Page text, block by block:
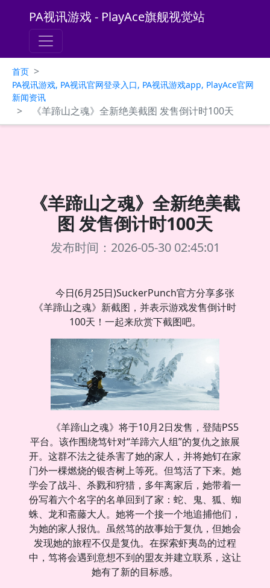
PA视讯游戏 - PlayAce旗舰视觉站
首页 >
PA视讯游戏, PA视讯官网登录入口, PA视讯游戏app, PlayAce官网
新闻资讯
> 《羊蹄山之魂》全新绝美截图 发售倒计时100天
《羊蹄山之魂》全新绝美截
图 发售倒计时100天
发布时间：2026-05-30 02:45:01
今日(6月25日)SuckerPunch官方分享多张
《羊蹄山之魂》新截图，并表示游戏发售倒计时
100天！一起来欣赏下截图吧。
《羊蹄山之魂》将于10月2日发售，登陆PS5
平台。该作围绕笃针对“羊蹄六人组”的复仇之旅展
开。这群不法之徒杀害了她的家人，并将她钉在家
门外一棵燃烧的银杏树上等死。但笃活了下来。她
学会了战斗、杀戮和狩猎，多年离家后，她带着一
份写着六个名字的名单回到了家：蛇、鬼、狐、蜘
蛛、龙和斋藤大人。她将一个接一个地追捕他们，
为她的家人报仇。虽然笃的故事始于复仇，但她会
发现她的旅程不仅是复仇。在探索虾夷岛的过程
中，笃将会遇到意想不到的盟友并建立联系，这让
她有了新的目标感。